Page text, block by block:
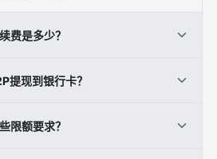
费是多少？
行商和地区而定。用户在'买币'页
惠。为降低成本，优先使用借记卡或
提现到银行卡？
家广告，确认收款后释放资产。到账
限额要求？